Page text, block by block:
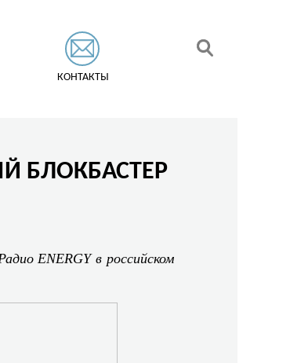
КОНТАКТЫ
БЛОКБАСТЕР
ENERGY в российском